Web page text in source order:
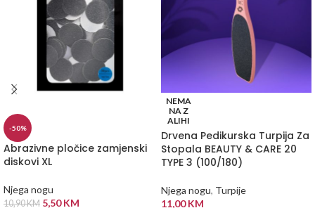
-50%
Abrazivne pločice zamjenski
diskovi XL
Njega nogu
10,90KM 5,50KM
NEMA
NA Z
ALIHI
Drvena Pedikurska Turpija Za
Stopala BEAUTY & CARE 20
TYPE 3 (100/180)
Njega nogu, Turpije
11,00KM